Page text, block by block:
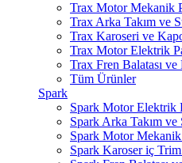
Trax Motor Mekanik
Trax Arka Takım ve
Trax Karoseri ve
Trax Motor Elektrik
Trax Fren Balatası
Tüm Ürünler
Spark
Spark Motor Elektrik
Spark Arka Takım ve
Spark Motor Mekanik
Spark Karoser iç